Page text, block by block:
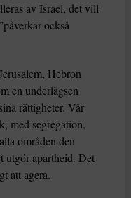
av Israel, det vill
också
Hebron
en underlägsen
rättigheter. Vår
med segregation,
områden den
utgör apartheid. Det
att agera.